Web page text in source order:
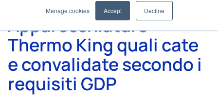
Manage cookies Accept Decline
Apparecchiature
Thermo Kingquali cate
e convalidate secondo i
requisiti GDP